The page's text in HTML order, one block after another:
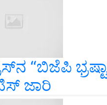
“ಬಿಜೆಪಿ
ಜಾರಿ